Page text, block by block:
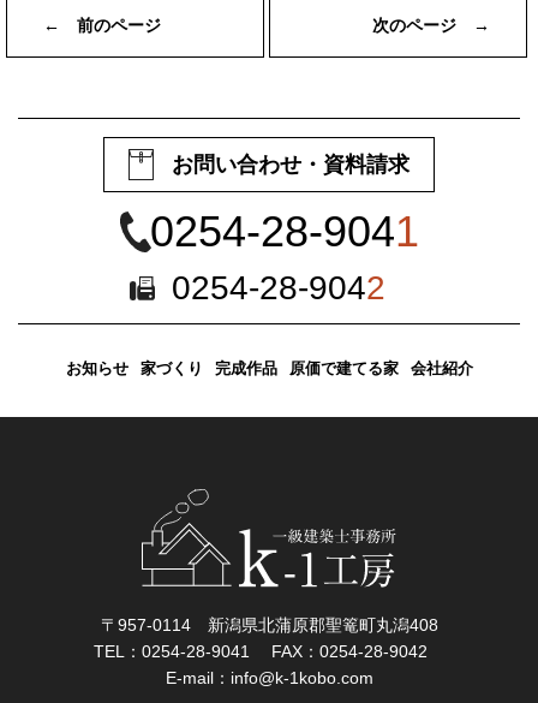
← 前のページ 次のページ →
お問い合わせ・資料請求
0254-28-9041
0254-28-9042
お知らせ 家づくり 完成作品 原価で建てる家 会社紹介
〒957-0114 新潟県北蒲原郡聖篭町丸潟408
TEL：0254-28-9041
FAX：0254-28-9042
E-mail：info@k-1kobo.com